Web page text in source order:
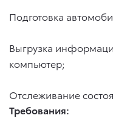
Подготовка
Выгрузка
компьютер;
Отслеживание
Требования: